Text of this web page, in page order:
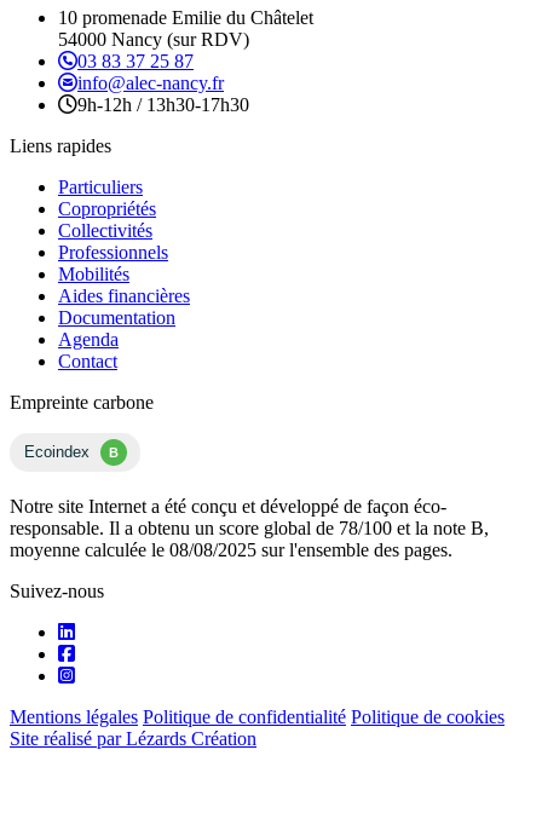
10 promenade Emilie du Châtelet
54000 Nancy (sur RDV)
03 83 37 25 87
info@alec-nancy.fr
9h-12h / 13h30-17h30
Liens rapides
Particuliers
Copropriétés
Collectivités
Professionnels
Mobilités
Aides financières
Documentation
Agenda
Contact
Empreinte carbone
Ecoindex B
Notre site Internet a été conçu et développé de façon éco-
responsable. Il a obtenu un score global de 78/100 et la note B,
moyenne calculée le 08/08/2025 sur l'ensemble des pages.
Suivez-nous
Mentions légales Politique de confidentialité Politique de cookies
Site réalisé par Lézards Création